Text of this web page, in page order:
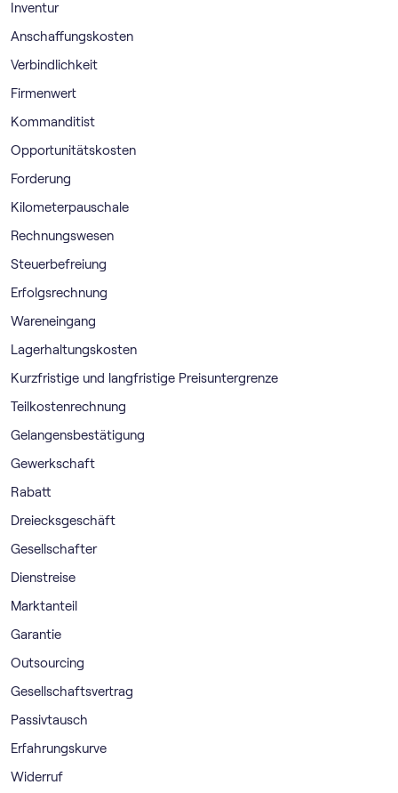
Inventur
Anschaffungskosten
Verbindlichkeit
Firmenwert
Kommanditist
Opportunitätskosten
Forderung
Kilometerpauschale
Rechnungswesen
Steuerbefreiung
Erfolgsrechnung
Wareneingang
Lagerhaltungskosten
Kurzfristige und langfristige Preisuntergrenze
Teilkostenrechnung
Gelangensbestätigung
Gewerkschaft
Rabatt
Dreiecksgeschäft
Gesellschafter
Dienstreise
Marktanteil
Garantie
Outsourcing
Gesellschaftsvertrag
Passivtausch
Erfahrungskurve
Widerruf